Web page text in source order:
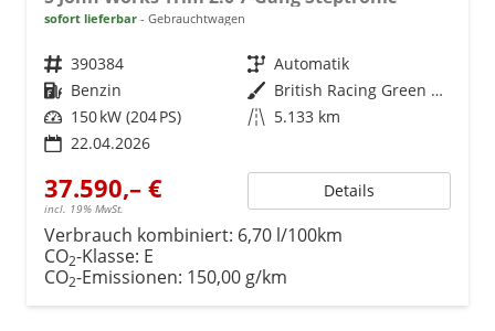
sofort lieferbar Gebrauchtwagen
Fahrzeugnr. 390384 Getriebe Automatik
Kraftstoff Benzin Außenfarbe
British Racing Green metallic
Leistung 150 kW (204 PS) Kilometerstand 5.133 km
22.04.2026
37.590,– €
incl. 19% MwSt.
Details
Verbrauch kombiniert: 6,70 l/100km
CO2-Klasse: E
CO2-Emissionen: 150,00 g/km